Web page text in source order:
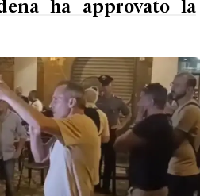
ha approvato la